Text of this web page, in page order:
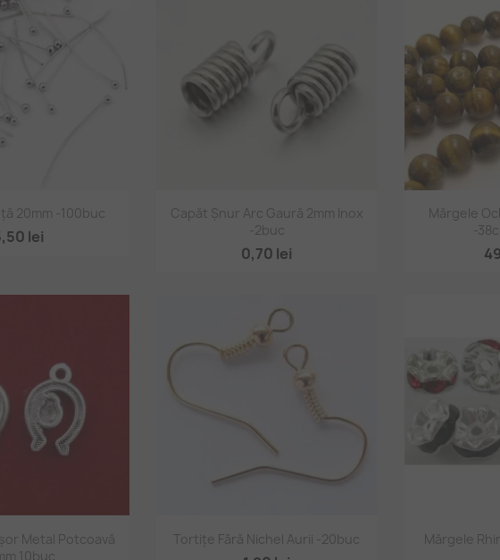
rapidă
20mm -100buc
lei
Vizualizare rapidă
Capăt Șnur Arc Gaură 2mm Inox
-2buc
0,70 lei

Mărgele
-
rapidă
Metal Potcoavă
10buc
 Vizualizare rapidă
Tortițe Fără Nichel Aurii -20buc 
Mărgele